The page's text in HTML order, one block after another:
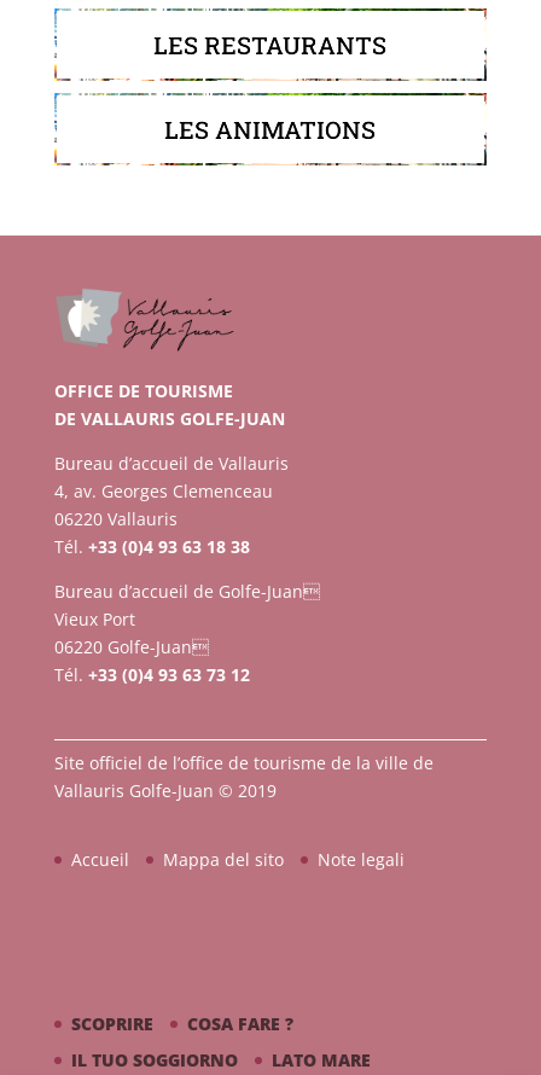
LES RESTAURANTS
LES ANIMATIONS
OFFICE DE TOURISME
DE VALLAURIS GOLFE-JUAN
Bureau d’accueil de Vallauris
4, av. Georges Clemenceau
06220 Vallauris
Tél. +33 (0)4 93 63 18 38
Bureau d’accueil de Golfe-Juan
Vieux Port
06220 Golfe-Juan
Tél. +33 (0)4 93 63 73 12
Site officiel de l’office de tourisme de la ville de
Vallauris Golfe-Juan © 2019
Accueil Mappa del sito Note legali
SCOPRIRE
COSA FARE ?
IL TUO SOGGIORNO
LATO MARE